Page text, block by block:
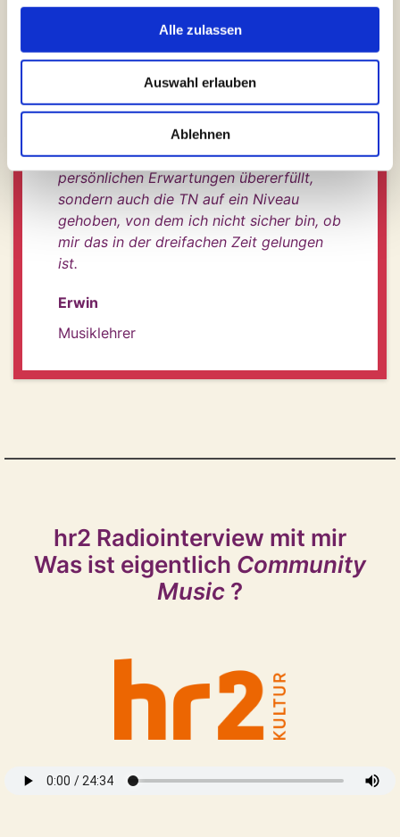
Alle zulassen
Auswahl erlauben
Ablehnen
spielerische Ansatz fehlt, den das
Instrument eigentlich verlangt; ich bin
bisher ernsthafter, verkopfter,
angemessen ist.
Der Dozent Marcel Teppich hat diesen
spielerischen Ansatz hervorragend
dargebracht und damit nicht nur meine
persönlichen Erwartungen übererfüllt,
sondern auch die TN auf ein Niveau
gehoben, von dem ich nicht sicher bin, ob
mir das in der dreifachen Zeit gelungen
ist.
Erwin
Musiklehrer
hr2 Radiointerview mit mir
Was ist eigentlich Community
Music ?